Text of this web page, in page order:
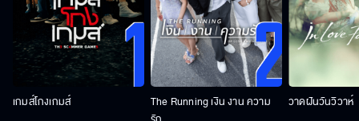
เกมส์โกงเกมส์
The Running เงิน งาน ความ
วาดฝันวันวิวาห์